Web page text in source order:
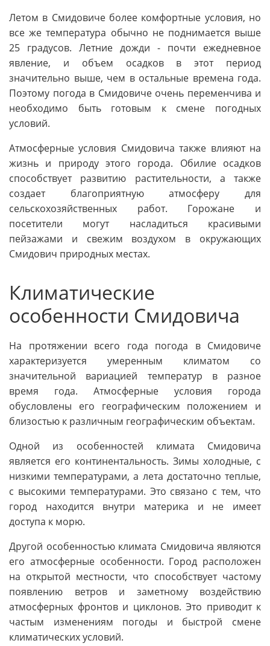
Летом в Смидовиче более комфортные условия, но
все же температура обычно не поднимается выше
25 градусов. Летние дожди - почти ежедневное
явление, и объем осадков в этот период
значительно выше, чем в остальные времена года.
Поэтому погода в Смидовиче очень переменчива и
необходимо быть готовым к смене погодных
условий.
Атмосферные условия Смидовича также влияют на
жизнь и природу этого города. Обилие осадков
способствует развитию растительности, а также
создает благоприятную атмосферу для
сельскохозяйственных работ. Горожане и
посетители могут насладиться красивыми
пейзажами и свежим воздухом в окружающих
Смидович природных местах.
Климатические
особенности Смидовича
На протяжении всего года погода в Смидовиче
характеризуется умеренным климатом со
значительной вариацией температур в разное
время года. Атмосферные условия города
обусловлены его географическим положением и
близостью к различным географическим объектам.
Одной из особенностей климата Смидовича
является его континентальность. Зимы холодные, с
низкими температурами, а лета достаточно теплые,
с высокими температурами. Это связано с тем, что
город находится внутри материка и не имеет
доступа к морю.
Другой особенностью климата Смидовича являются
его атмосферные особенности. Город расположен
на открытой местности, что способствует частому
появлению ветров и заметному воздействию
атмосферных фронтов и циклонов. Это приводит к
частым изменениям погоды и быстрой смене
климатических условий.